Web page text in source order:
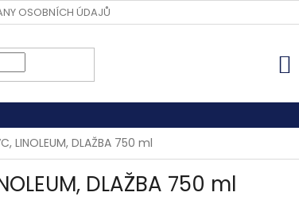
OSOBNÍCH ÚDAJŮ
LINOLEUM, DLAŽBA 750 ml
DLAŽBA 750 ml